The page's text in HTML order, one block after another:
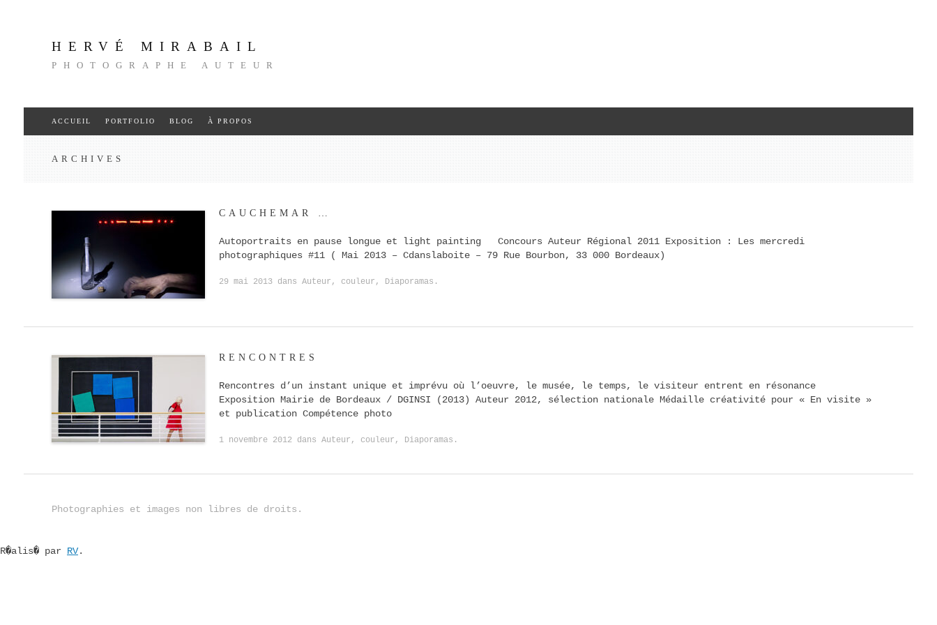
HERVÉ MIRABAIL
PHOTOGRAPHE AUTEUR
Aller
au
ACCUEIL PORTFOLIO BLOG À PROPOS
ARCHIVES
CAUCHEMAR …
Autoportraits en pause longue et light painting Concours Auteur Régional 2011 Exposition : Les mercredi
photographiques #11 ( Mai 2013 – Cdanslaboite – 79 Rue Bourbon, 33 000 Bordeaux)
29 mai 2013dans Auteur , couleur , Diaporamas .
RENCONTRES
Rencontres d’un instant unique et imprévu où l’oeuvre, le musée, le temps, le visiteur entrent en résonance
Exposition Mairie de Bordeaux / DGINSI (2013) Auteur 2012, sélection nationale Médaille créativité pour « En visite »
et publication Compétence photo
1 novembre 2012dans Auteur , couleur , Diaporamas .
Photographies et images non libres de droits.
R�alis� par RV.